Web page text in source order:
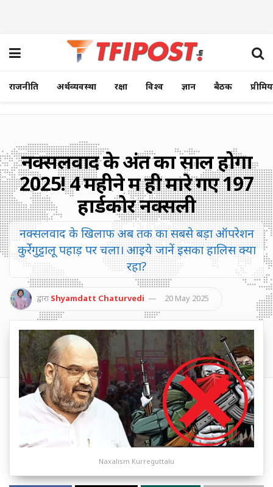
राजनीति अर्थव्यवस्था रक्षा विश्व ज्ञान बैठक
नक्सलवाद के अंत का साल होगा
2025! 4 महीने में ही मारे गए 197
हार्डकोर नक्सली
नक्सलवाद के खिलाफ अब तक का सबसे बड़ा ऑपरेशन
कुर्रेगुट्टालू पहाड़ पर चला। आइये जानें इसका हालिस क्या
रहा?
द्वारा Shyamdatt Chaturvedi 20 May 2025
Naxalism Kurreguttalu